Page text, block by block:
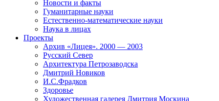
Новости и факты
Гуманитарные науки
Естественно-математические науки
Наука в лицах
Проекты
Архив «Лицея». 2000 — 2003
Русский Север
Архитектура Петрозаводска
Дмитрий Новиков
И.С.Фрадков
Здоровье
Художественная галерея Дмитрия Москина